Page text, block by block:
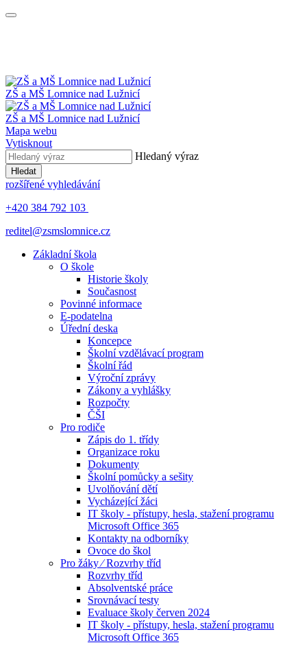
ZŠ a MŠ Lomnice nad Lužnicí
ZŠ a MŠ Lomnice nad Lužnicí
Mapa webu
Vytisknout
Hledaný výraz
Hledat
rozšířené vyhledávání
+420 384 792 103
reditel@zsmslomnice.cz
Základní škola
O škole
Historie školy
Současnost
Povinné informace
E-podatelna
Úřední deska
Koncepce
Školní vzdělávací program
Školní řád
Výroční zprávy
Zákony a vyhlášky
Rozpočty
ČŠI
Pro rodiče
Zápis do 1. třídy
Organizace roku
Dokumenty
Školní pomůcky a sešity
Uvolňování dětí
Vycházející žáci
IT školy - přístupy, hesla, stažení programu
Microsoft Office 365
Kontakty na odborníky
Ovoce do škol
Pro žáky ⁄ Rozvrhy tříd
Rozvrhy tříd
Absolventské práce
Srovnávací testy
Evaluace školy červen 2024
IT školy - přístupy, hesla, stažení programu
Microsoft Office 365